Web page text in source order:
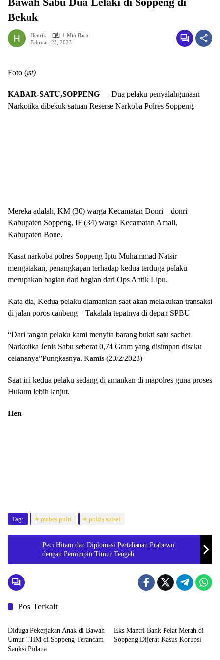
Bekuk
Henrik
1 Min Baca
Februari 23, 2023
Foto (ist)
KABAR-SATU,SOPPENG — Dua pelaku penyalahgunaan
Narkotika dibekuk satuan Reserse Narkoba Polres Soppeng.
Mereka adalah, KM (30) warga Kecamatan Donri – donri
Kabupaten Soppeng, IF (34) warga Kecamatan Amali,
Kabupaten Bone.
Kasat narkoba polres Soppeng Iptu Muhammad Natsir
mengatakan, penangkapan terhadap kedua terduga pelaku
merupakan bagian dari bagian dari Ops Antik Lipu.
Kata dia, Kedua pelaku diamankan saat akan melakukan transaksi
di jalan poros canbeng – Takalala tepatnya di depan SPBU
“Dari tangan pelaku kami menyita barang bukti satu sachet
Narkotika Jenis Sabu seberat 0,74 Gram yang disimpan disaku
celananya”Pungkasnya. Kamis (23/2/2023)
Saat ini kedua pelaku sedang di amankan di mapolres guna proses
Hukum lebih lanjut.
Hen
Tag: mabes polri polda sulsel
Peci Hitam dan Diplomasi Pertahanan Prabowo
dengan Pemimpin Timur Tengah
Pos Terkait
Hukum & Kriminal
Diduga Pekerjakan Anak di Bawah
Umur THM di Soppeng Terancam
Sanksi Pidana
Eks Mantri Bank Pelat Merah di
Soppeng Dijerat Kasus Korupsi
Hukum & Kriminal